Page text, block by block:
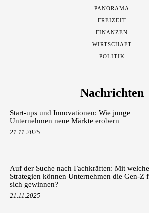
PANORAMA
FREIZEIT
FINANZEN
WIRTSCHAFT
POLITIK
Nachrichten
Start-ups und Innovationen: Wie junge
Unternehmen neue Märkte erobern
21.11.2025
Auf der Suche nach Fachkräften: Mit
Strategien können Unternehmen die Gen-Z
sich gewinnen?
21.11.2025